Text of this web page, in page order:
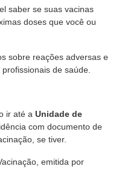
saber se suas vacinas
doses que você ou
sobre reações adversas e
de saúde.
ir até a Unidade de
com documento de
se tiver.
emitida por